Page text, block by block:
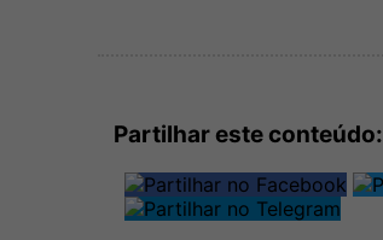
Partilhar este conteúdo: